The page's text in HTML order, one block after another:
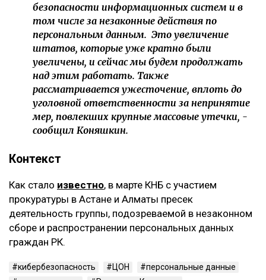
безопасности информационных систем и в
том числе за незаконные действия по
персональным данным. Это увеличение
штатов, которые уже кратно были
увеличены, и сейчас мы будем продолжать
над этим работать. Также
рассматривается ужесточение, вплоть до
уголовной ответственности за непринятие
мер, повлекших крупные массовые утечки, -
сообщил Коняшкин.
Контекст
Как стало известно, ‎в марте КНБ с участием
прокуратуры в Астане и Алматы пресек
деятельность группы, подозреваемой в незаконном
сборе и распространении персональных данных
граждан РК.
кибербезопасность ЦОН
персональные данные